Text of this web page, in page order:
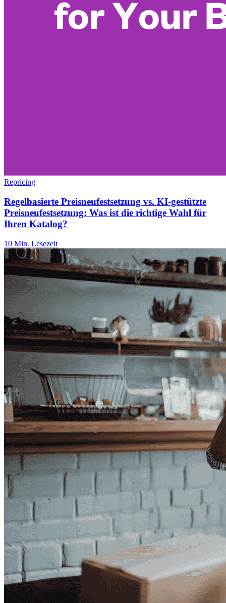
Repricing
Regelbasierte Preisneufestsetzung vs. KI-gestützte
Preisneufestsetzung: Was ist die richtige Wahl für
Ihren Katalog?
10 Min. Lesezeit